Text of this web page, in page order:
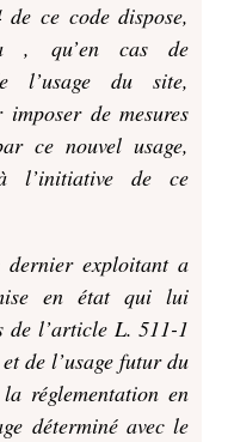
ce code dispose,
, qu’en cas de
l’usage du site,
de mesures
ce nouvel usage,
l’initiative de ce
exploitant a
en état qui lui
de l’article L. 511-1
de l’usage futur du
réglementation en
déterminé avec le